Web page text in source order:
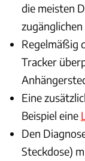
die meisten
Regelmäßig
Tracker
Eine
Beispiel eine
Den
Steckdose)